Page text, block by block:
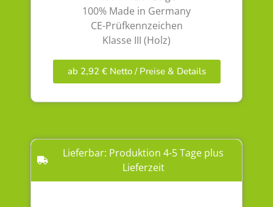
100% Made in Germany
CE-Prüfkennzeichen
Klasse III (Holz)
ab 2,92 € Netto / Preise & Details
Lieferbar: Produktion 4-5 Tage plus
Lieferzeit